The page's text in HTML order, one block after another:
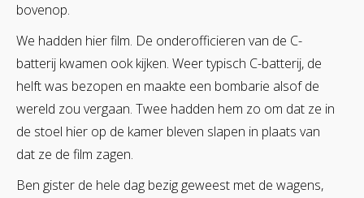
bovenop.
We hadden hier film. De onderofficieren van de C-
batterij kwamen ook kijken. Weer typisch C-batterij, de
helft was bezopen en maakte een bombarie alsof de
wereld zou vergaan. Twee hadden hem zo om dat ze in
de stoel hier op de kamer bleven slapen in plaats van
dat ze de film zagen.
Ben gister de hele dag bezig geweest met de wagens,